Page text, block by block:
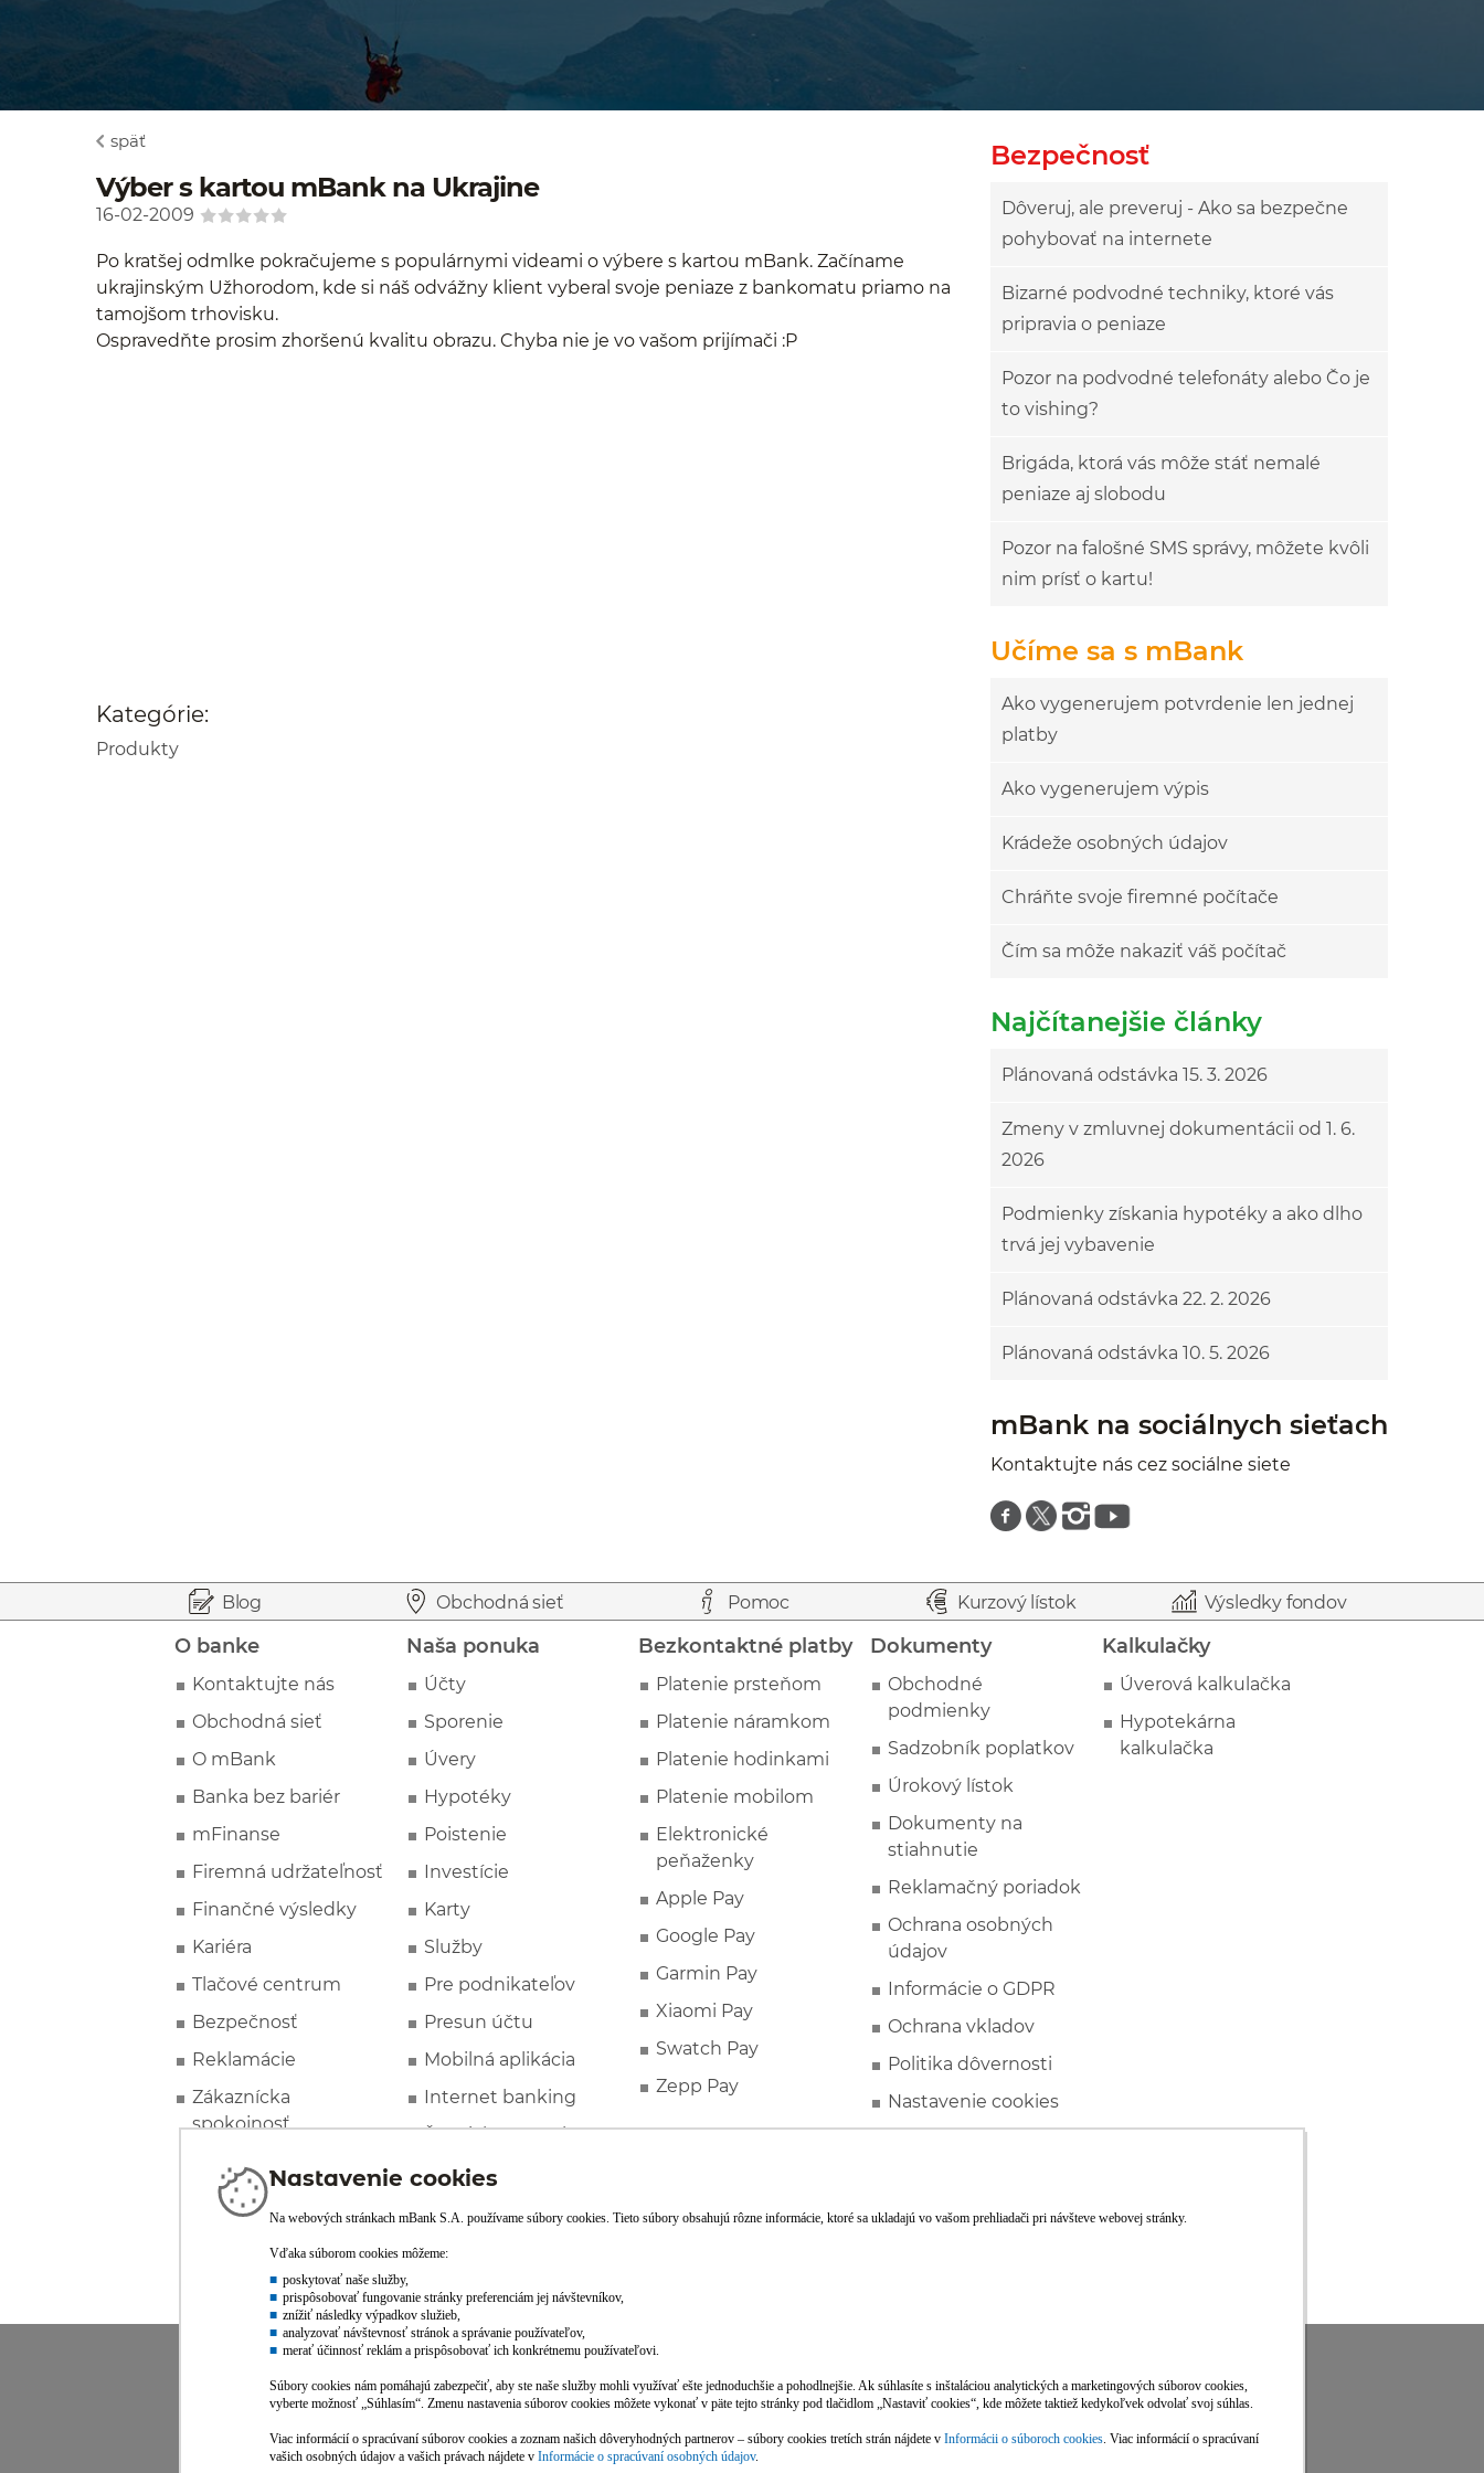
späť
Výber s kartou mBank na Ukrajine
16-02-2009
Po kratšej odmlke pokračujeme s populárnymi videami o výbere s kartou mBank. Začíname
ukrajinským Užhorodom, kde si náš odvážny klient vyberal svoje peniaze z bankomatu priamo na
tamojšom trhovisku.
Ospravedňte prosim zhoršenú kvalitu obrazu. Chyba nie je vo vašom prijímači :P
Kategórie:
Produkty
Bezpečnosť
Dôveruj, ale preveruj - Ako sa bezpečne
pohybovať na internete
Bizarné podvodné techniky, ktoré vás
pripravia o peniaze
Pozor na podvodné telefonáty alebo Čo je
to vishing?
Brigáda, ktorá vás môže stáť nemalé
peniaze aj slobodu
Pozor na falošné SMS správy, môžete kvôli
nim prísť o kartu!
Učíme sa s mBank
Ako vygenerujem potvrdenie len jednej
platby
Ako vygenerujem výpis
Krádeže osobných údajov
Chráňte svoje firemné počítače
Čím sa môže nakaziť váš počítač
Najčítanejšie články
Plánovaná odstávka 15. 3. 2026
Zmeny v zmluvnej dokumentácii od 1. 6.
2026
Podmienky získania hypotéky a ako dlho
trvá jej vybavenie
Plánovaná odstávka 22. 2. 2026
Plánovaná odstávka 10. 5. 2026
mBank na sociálnych sieťach
Kontaktujte nás cez sociálne siete
Znajdź nas na facebooku
Znajdź nas na twitterze
Znajdź nas na instagramie
Znajdź nas na youtube
Blog Obchodná sieť Pomoc Kurzový lístok Výsledky fondov
O banke
Kontaktujte nás
Obchodná sieť
O mBank
Banka bez bariér
mFinanse
Firemná udržateľnosť
Finančné výsledky
Kariéra
Tlačové centrum
Bezpečnosť
Reklamácie
Zákaznícka
spokojnosť
Naša ponuka
Účty
Sporenie
Úvery
Hypotéky
Poistenie
Investície
Karty
Služby
Pre podnikateľov
Presun účtu
Mobilná aplikácia
Internet banking
Špeciálne ponuky
Bezkontaktné platby
Platenie prsteňom
Platenie náramkom
Platenie hodinkami
Platenie mobilom
Elektronické
peňaženky
Apple Pay
Google Pay
Garmin Pay
Xiaomi Pay
Swatch Pay
Zepp Pay
Dokumenty
Obchodné
podmienky
Sadzobník poplatkov
Úrokový lístok
Dokumenty na
stiahnutie
Reklamačný poriadok
Ochrana osobných
údajov
Informácie o GDPR
Ochrana vkladov
Politika dôvernosti
Nastavenie cookies
Kalkulačky
Úverová kalkulačka
Hypotekárna
kalkulačka
Viac informácií